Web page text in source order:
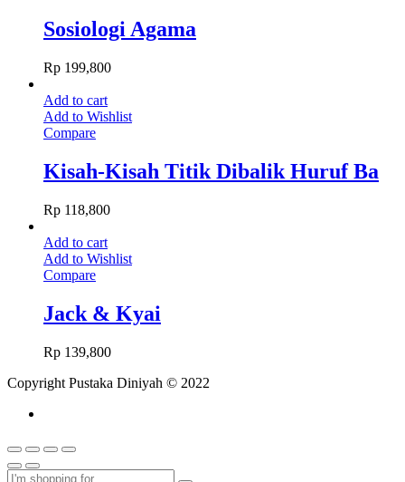
Sosiologi Agama
Rp 199,800
Add to cart
Add to Wishlist
Compare
Kisah-Kisah Titik Dibalik Huruf Ba
Rp 118,800
Add to cart
Add to Wishlist
Compare
Jack & Kyai
Rp 139,800
Copyright Pustaka Diniyah © 2022